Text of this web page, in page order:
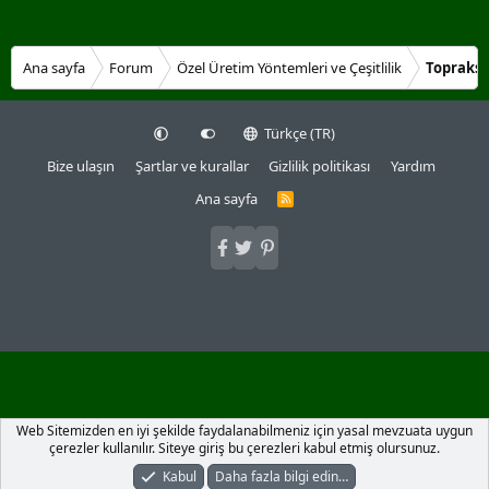
Ana sayfa Forum Özel Üretim Yöntemleri ve Çeşitlilik
Türkçe (TR)
Bize ulaşın
Şartlar ve kurallar Gizlilik politikası
Yardım
Ana sayfa
R
Web Sitemizden en iyi şekilde faydalanabilmeniz için yasal mevzuata uygun
çerezler kullanılır. Siteye giriş bu çerezleri kabul etmiş olursunuz.
Kabul
Daha fazla bilgi edin…